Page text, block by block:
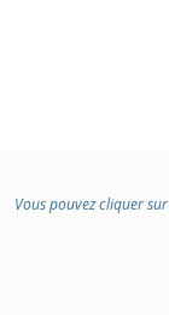
Vous pouvez cliquer